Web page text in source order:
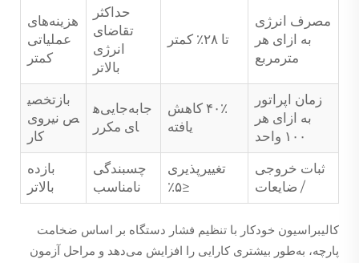
مصرف انرژی
به ازای هر
مترمربع
تا ۲۸٪ کمتر
حداکثر
تقاضای
انرژی
بالاتر
هزینه‌های
عملیاتی
کمتر
زمان اپراتور
به ازای هر
۱۰۰ واحد
۴۰٪ کاهش
یافته
جابه‌جایی‌ه
ای مکرر
بازتخصی
ص نیروی
کار
ثبات خروجی
/ ضایعات
تغییرپذیری
≤۵٪
چسبندگی
نامناسب
بازده
بالاتر
کالیبراسیون خودکار با تنظیم فشار دستگاه بر اساس ضخامت
پارچه، به‌طور بیشتری کارایی را افزایش می‌دهد و مراحل آزمون